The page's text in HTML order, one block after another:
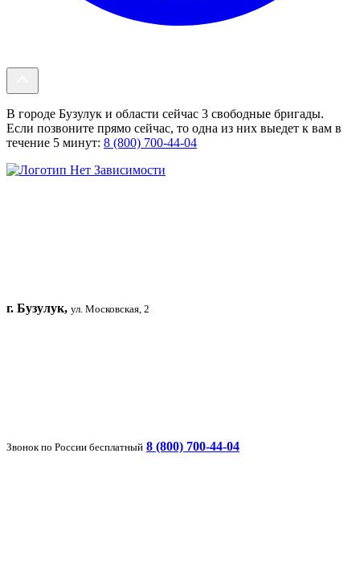
В городе Бузулук и области сейчас 3 свободные бригады.
Если позвоните прямо сейчас, то одна из них выедет к вам в
течение 5 минут: 8 (800) 700-44-04
г. Бузулук, ул. Московская, 2
Звонок по России бесплатный 8 (800) 700-44-04